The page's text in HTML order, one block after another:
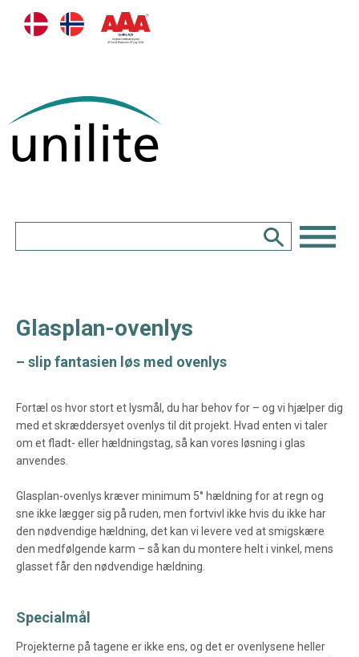
Glasplan-ovenlys
– slip fantasien løs med ovenlys
Fortæl os hvor stort et lysmål, du har behov for – og vi hjælper dig
med et skræddersyet ovenlys til dit projekt. Hvad enten vi taler
om et fladt- eller hældningstag, så kan vores løsning i glas
anvendes.
Glasplan-ovenlys kræver minimum 5° hældning for at regn og
sne ikke lægger sig på ruden, men fortvivl ikke hvis du ikke har
den nødvendige hældning, det kan vi levere ved at smigskære
den medfølgende karm – så kan du montere helt i vinkel, mens
glasset får den nødvendige hældning.
Specialmål
Projekterne på tagene er ikke ens, og det er ovenlysene heller